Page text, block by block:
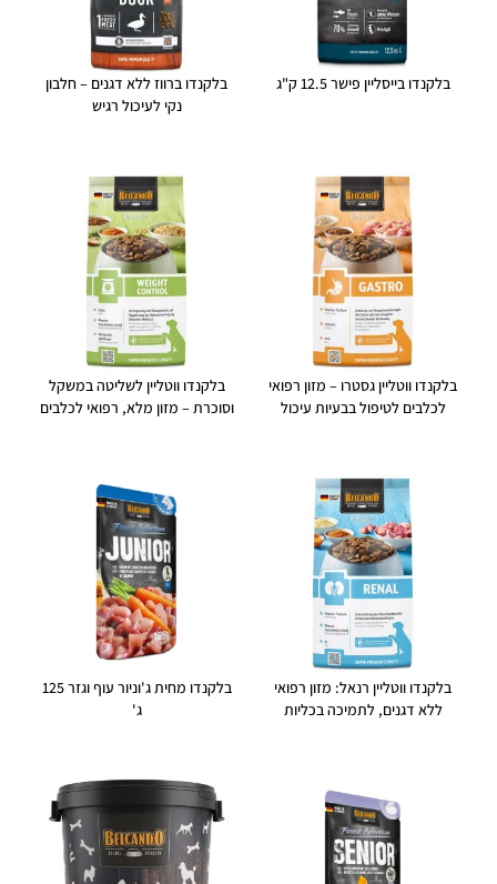
בלקנדו בייסליין פישר 12.5 ק"ג
בלקנדו ברווז ללא דגנים – חלבון
נקי לעיכול רגיש
בלקנדו ווטליין גסטרו – מזון רפואי
לכלבים לטיפול בבעיות עיכול
בלקנדו ווטליין לשליטה במשקל
וסוכרת – מזון מלא, רפואי לכלבים
בלקנדו ווטליין רנאל: מזון רפואי
ללא דגנים, לתמיכה בכליות
בלקנדו מחית ג'וניור עוף וגזר 125
ג'